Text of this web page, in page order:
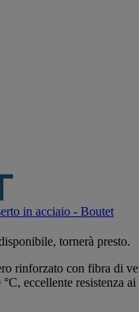
in acciaio - Boutet
tornerà presto.
rinforzato con fibra di
eccellente resistenza